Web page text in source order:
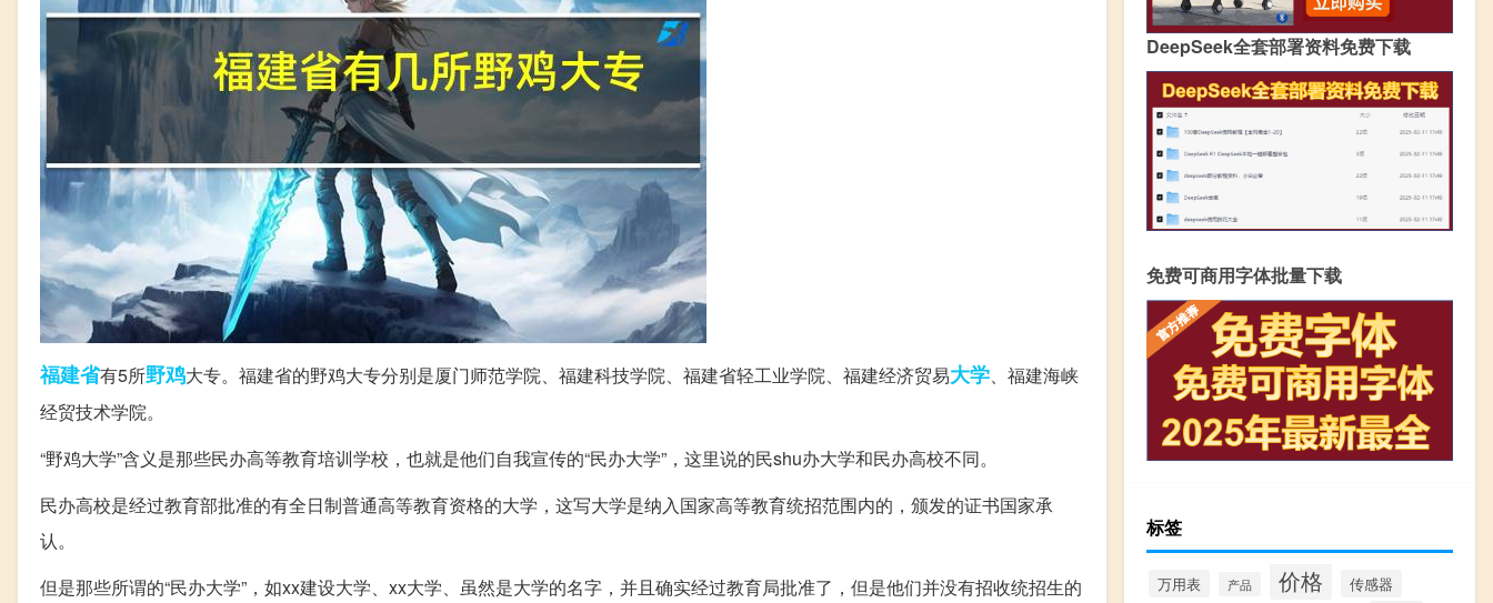
福建省有5所野鸡大专。福建省的野鸡大专分别是厦门师范学院、福建科技学院、福建省轻工业学院、福建经济贸易大学、福建海峡
经贸技术学院。
“野鸡大学”含义是那些民办高等教育培训学校，也就是他们自我宣传的“民办大学”，这里说的民shu办大学和民办高校不同。
民办高校是经过教育部批准的有全日制普通高等教育资格的大学，这写大学是纳入国家高等教育统招范围内的，颁发的证书国家承
认。
但是那些所谓的“民办大学”，如xx建设大学、xx大学、虽然是大学的名字，并且确实经过教育局批准了，但是他们并没有招收统招生的
DeepSeek全套部署资料免费下载
免费可商用字体批量下载
标签
万用表 产品 价格
传感器